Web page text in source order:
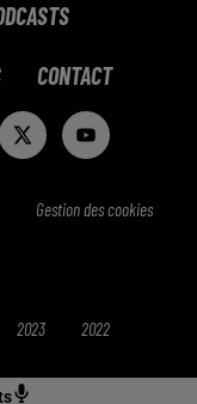
CONTACT
Gestion des cookies
2023 2022